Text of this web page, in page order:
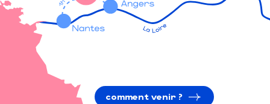
comment venir ?